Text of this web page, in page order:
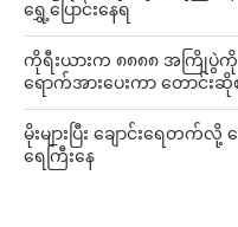
ရွှေ့ပြောင်းနေရ
ကိုရီးယားက ၈၈၈၈ အကြို
ရောက်အားပေးကာ တောင်း
မိုးများပြီး ချောင်းရေတက်
ရေကြီးနေ